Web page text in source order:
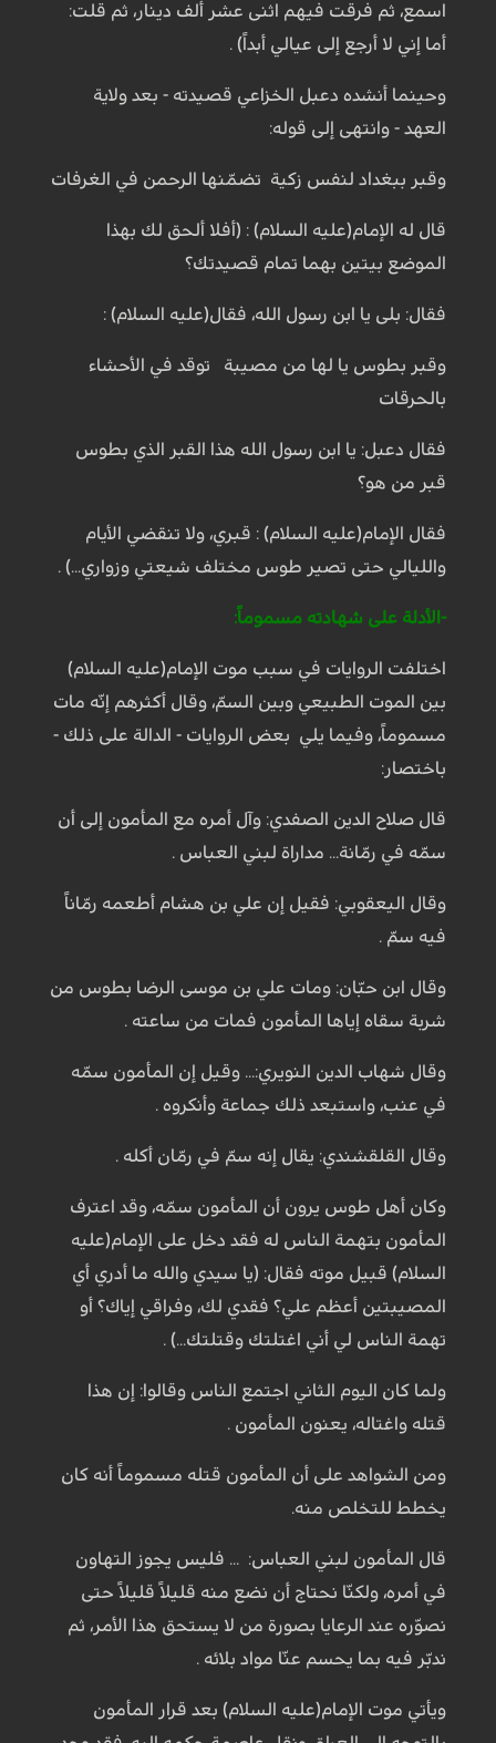
اسمع، ثم فرقت فيهم اثنى عشر ألف دينار، ثم قلت:
أما إني لا أرجع إلى عيالي أبداً) .
وحينما أنشده دعبل الخزاعي قصيدته - بعد ولاية
العهد - وانتهى إلى قوله:
وقبر ببغداد لنفس زكية تضمّنها الرحمن في الغرفات
قال له الإمام(عليه السلام) : (أفلا ألحق لك بهذا
الموضع بيتين بهما تمام قصيدتك؟
فقال: بلى يا ابن رسول الله، فقال(عليه السلام) :
وقبر بطوس يا لها من مصيبة توقد في الأحشاء
بالحرقات
فقال دعبل: يا ابن رسول الله هذا القبر الذي بطوس
قبر من هو؟
فقال الإمام(عليه السلام) : قبري، ولا تنقضي الأيام
والليالي حتى تصير طوس مختلف شيعتي وزواري...) .
-الأدلة على شهادته مسموماً:
اختلفت الروايات في سبب موت الإمام(عليه السلام)
بين الموت الطبيعي وبين السمّ، وقال أكثرهم إنّه مات
مسموماً، وفيما يلي بعض الروايات - الدالة على ذلك -
باختصار:
قال صلاح الدين الصفدي: وآل أمره مع المأمون إلى أن
سمّه في رمّانة... مداراة لبني العباس .
وقال اليعقوبي: فقيل إن علي بن هشام أطعمه رمّاناً
فيه سمّ .
وقال ابن حبّان: ومات علي بن موسى الرضا بطوس من
شربة سقاه إياها المأمون فمات من ساعته .
وقال شهاب الدين النويري:... وقيل إن المأمون سمّه
في عنب، واستبعد ذلك جماعة وأنكروه .
وقال القلقشندي: يقال إنه سمّ في رمّان أكله .
وكان أهل طوس يرون أن المأمون سمّه، وقد اعترف
المأمون بتهمة الناس له فقد دخل على الإمام(عليه
السلام) قبيل موته فقال: (يا سيدي والله ما أدري أي
المصيبتين أعظم علي؟ فقدي لك، وفراقي إياك؟ أو
تهمة الناس لي أني اغتلتك وقتلتك...) .
ولما كان اليوم الثاني اجتمع الناس وقالوا: إن هذا
قتله واغتاله، يعنون المأمون .
ومن الشواهد على أن المأمون قتله مسموماً أنه كان
يخطط للتخلص منه.
قال المأمون لبني العباس: ... فليس يجوز التهاون
في أمره، ولكنّا نحتاج أن نضع منه قليلاً قليلاً حتى
نصوّره عند الرعايا بصورة من لا يستحق هذا الأمر، ثم
ندبّر فيه بما يحسم عنّا مواد بلائه .
ويأتي موت الإمام(عليه السلام) بعد قرار المأمون